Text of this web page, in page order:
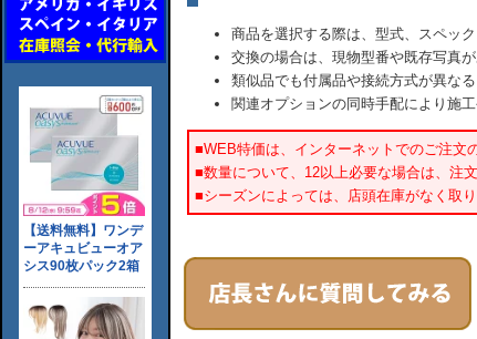
商品を選択する際は、型式、スペッ
交換の場合は、現物型番や既存写真
類似品でも付属品や接続方式が異なる
関連オプションの同時手配により施
■WEB特価は、インターネットでのご注文
■数量について、12以上必要な場合は、注
■シーズンによっては、店頭在庫がなく取